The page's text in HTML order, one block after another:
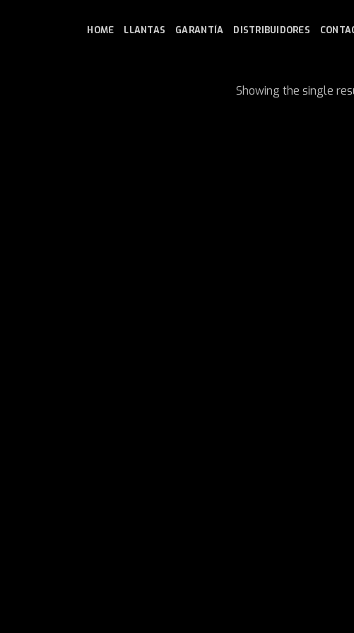
HOME LLANTAS GARANTÍA DISTRIBUIDORES
Showing the single